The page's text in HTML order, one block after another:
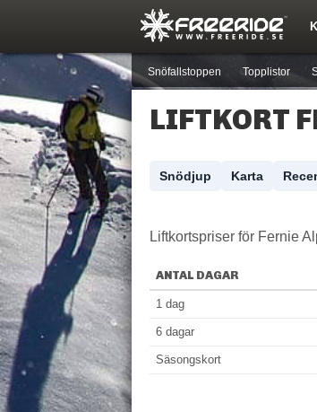
Nyheter Quiz Events
Nya inlägg Forumlista
Snöfallstoppen Topplistor
Skidor Pjäxor
Årets Krasch
LIFTKORT
Skidort Väder Snödjup Karta
Liftkortspriser för Fernie
ANTAL DAGAR
1 dag
6 dagar
Säsongskort